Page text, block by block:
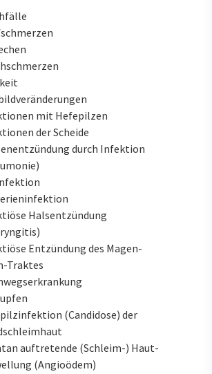
mit Hefepilzen
der Scheide
durch Infektion
Halsentzündung
Entzündung des Magen-
Traktes
(Candidose) der
auftretende (Schleim-) Haut-
(Angioödem)